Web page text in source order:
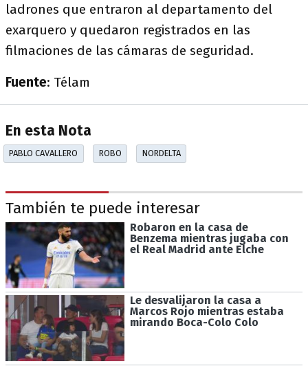
ladrones que entraron al departamento del
exarquero y quedaron registrados en las
filmaciones de las cámaras de seguridad.
Fuente: Télam
En esta Nota
PABLO CAVALLERO ROBO NORDELTA
También te puede interesar
Robaron en la casa de
Benzema mientras jugaba con
el Real Madrid ante Elche
Le desvalijaron la casa a
Marcos Rojo mientras estaba
mirando Boca-Colo Colo